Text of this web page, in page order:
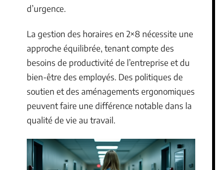
d’urgence.
La gestion des horaires en 2×8 nécessite une
approche équilibrée, tenant compte des
besoins de productivité de l’entreprise et du
bien-être des employés. Des politiques de
soutien et des aménagements ergonomiques
peuvent faire une différence notable dans la
qualité de vie au travail.